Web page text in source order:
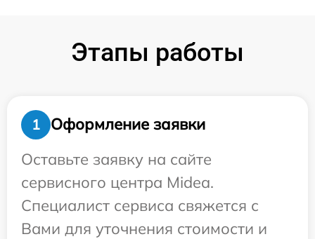
Этапы работы
1
Оформление заявки
Оставьте заявку на сайте
сервисного центра Midea.
Специалист сервиса свяжется с
Вами для уточнения стоимости и